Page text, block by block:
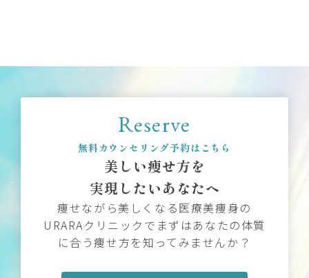
Reserve
無料カウンセリング予約はこちら
美しい痩せ方を
実現したいあなたへ
痩せながら美しくなる医療美痩身の
URARAクリニックでまずはあなたの体質
に合う痩せ方を知ってみませんか？